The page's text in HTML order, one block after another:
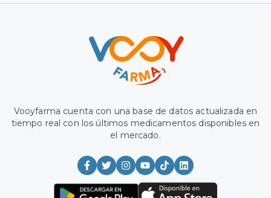
Vooyfarma cuenta con una base de datos actualizada en
tiempo real con los últimos medicamentos disponibles en
el mercado.